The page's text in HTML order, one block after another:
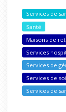
Services de
Santé
Maisons de
Services
Services de
Services de
Services de